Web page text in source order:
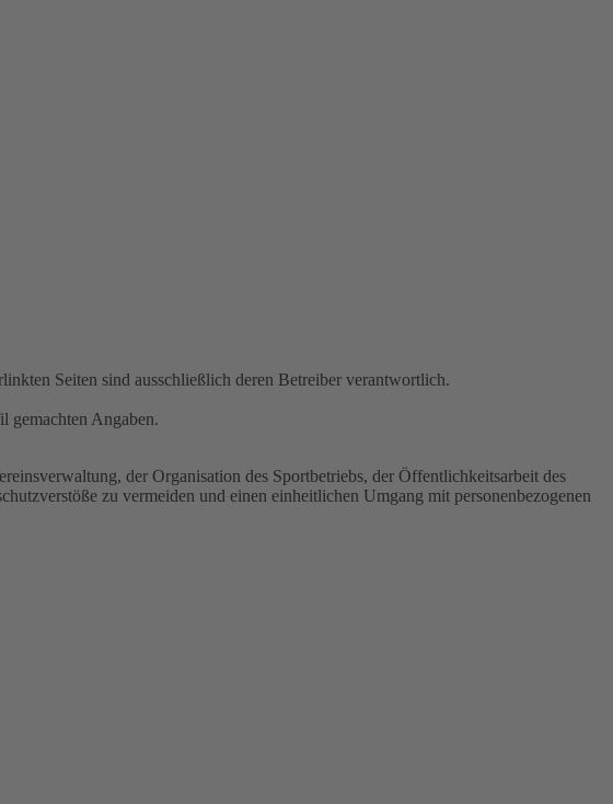
Seiten sind ausschließlich deren Betreiber verantwortlich.
gemachten Angaben.
der Organisation des Sportbetriebs, der Öffentlichkeitsarbeit des
zu vermeiden und einen einheitlichen Umgang mit personenbezogenen